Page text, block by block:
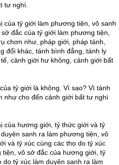
tư nghì.
của tỷ giới làm phương tiện, vô sanh
đắc của tỷ giới làm phương tiện,
chơn như, pháp giới, pháp tánh,
đổi khác, tánh bình đẳng, tánh ly
cảnh giới hư không, cảnh giới bất
tỷ giới là không. Vì sao? Vì tánh
như cho đến cảnh giới bất tư nghì
của hương giới, tỷ thức giới và tỷ
sanh ra làm phương tiện, vô
và tỷ xúc cùng các thọ do tỷ xúc
vô sở đắc của hương giới, tỷ
tỷ xúc làm duyên sanh ra làm